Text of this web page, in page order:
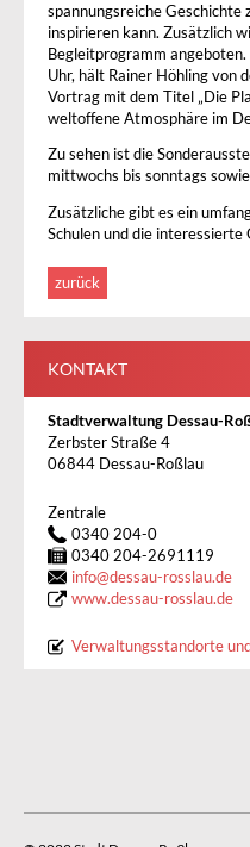
spannungsreiche Geschichte
inspirieren kann. Zusätzlich
Begleitprogramm
Uhr, hält Rainer Höhling von
Vortrag mit dem Titel „Die
weltoffene Atmosphäre im
Zu sehen ist die
mittwochs bis sonntags
Zusätzliche gibt es ein
Schulen und die interessierte
zurück
KONTAKT
Stadtverwaltung Dessau-
Zerbster Straße 4
06844 Dessau-Roßlau
Zentrale
0340 204-0
0340 204-2691119
info@dessau-rosslau.de
www.dessau-rosslau.de
Verwaltungsstandorte